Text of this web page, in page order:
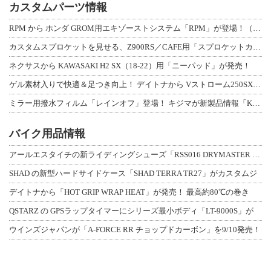
カスタムパーツ情報
ネクサスから KAWASAKI H2 SX（18-22）用「ニーパッド」が発売！
バイク用品情報
SHAD の新型ハードサイドケース「SHAD TERRA TR27」がカスタムジ
デイトナから「HOT GRIP WRAP HEAT」が発売！ 最高約80℃の巻き
QSTARZ の GPSラップタイマーにシリーズ最小ボディ「LT-9000S」が
ウインズジャパンが「A-FORCE RR チョップドカーボン」を9/10発売！